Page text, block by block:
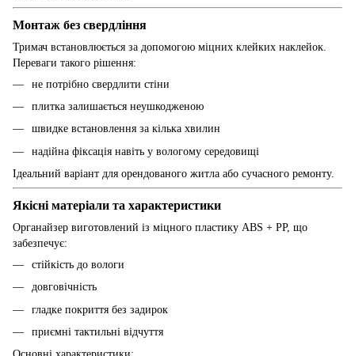
Монтаж без свердління
Тримач встановлюється за допомогою міцних клейких наклейок.
Переваги такого рішення:
не потрібно свердлити стіни
плитка залишається неушкодженою
швидке встановлення за кілька хвилин
надійна фіксація навіть у вологому середовищі
Ідеальний варіант для орендованого житла або сучасного ремонту.
Якісні матеріали та характеристики
Органайзер виготовлений із міцного пластику ABS + PP, що
забезпечує:
стійкість до вологи
довговічність
гладке покриття без задирок
приємні тактильні відчуття